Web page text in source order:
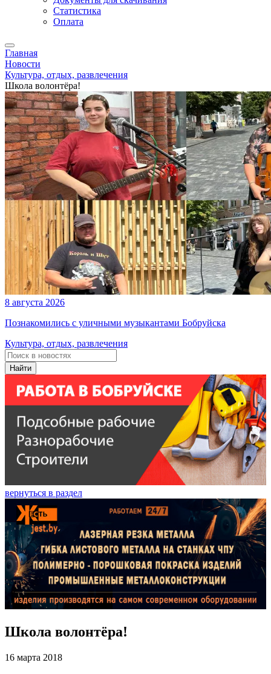
Статистика
Оплата
Главная
Новости
Культура, отдых, развлечения
Школа волонтёра!
8 августа 2026
Познакомились с уличными музыкантами Бобруйска
Культура, отдых, развлечения
Найти
вернуться в раздел
Школа волонтёра!
16 марта 2018